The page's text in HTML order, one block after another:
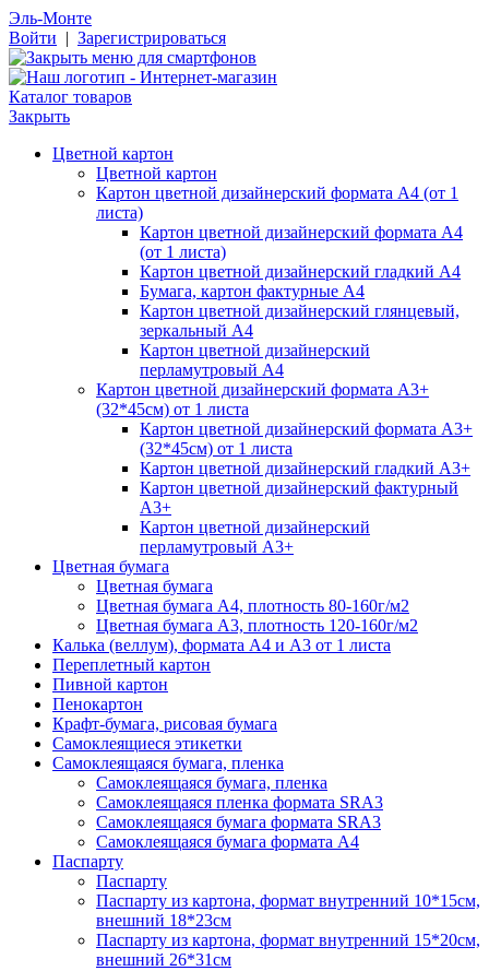
Эль-Монте
Войти | Зарегистрироваться
Каталог товаров
Закрыть
Цветной картон
Цветной картон
Картон цветной дизайнерский формата А4 (от 1
листа)
Картон цветной дизайнерский формата А4
(от 1 листа)
Картон цветной дизайнерский гладкий А4
Бумага, картон фактурные А4
Картон цветной дизайнерский глянцевый,
зеркальный А4
Картон цветной дизайнерский
перламутровый А4
Картон цветной дизайнерский формата А3+
(32*45см) от 1 листа
Картон цветной дизайнерский формата А3+
(32*45см) от 1 листа
Картон цветной дизайнерский гладкий А3+
Картон цветной дизайнерский фактурный
А3+
Картон цветной дизайнерский
перламутровый А3+
Цветная бумага
Цветная бумага
Цветная бумага А4, плотность 80-160г/м2
Цветная бумага А3, плотность 120-160г/м2
Калька (веллум), формата А4 и А3 от 1 листа
Переплетный картон
Пивной картон
Пенокартон
Крафт-бумага, рисовая бумага
Самоклеящиеся этикетки
Самоклеящаяся бумага, пленка
Самоклеящаяся бумага, пленка
Самоклеящаяся пленка формата SRА3
Самоклеящаяся бумага формата SRА3
Самоклеящаяся бумага формата А4
Паспарту
Паспарту
Паспарту из картона, формат внутренний 10*15см,
внешний 18*23см
Паспарту из картона, формат внутренний 15*20см,
внешний 26*31см